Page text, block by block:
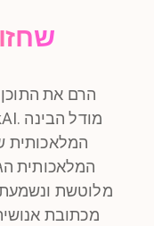
הרם את
המלאכותית
המלאכותית
מלוטשת
מכתובת